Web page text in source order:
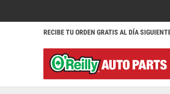
RECIBE TU ORDEN GRATIS AL DÍA